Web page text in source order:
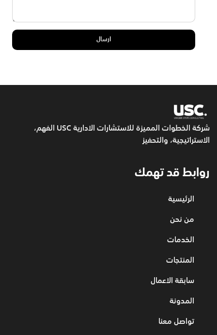
شركة الخطوات المميزة للاستشارات الادارية USC
الفهم،
الاستراتيجية، والتحفيز
روابط قد تهمك
الرئيسية
من نحن
الخدمات
المنتجات
سابقة الاعمال
المدونة
تواصل معنا